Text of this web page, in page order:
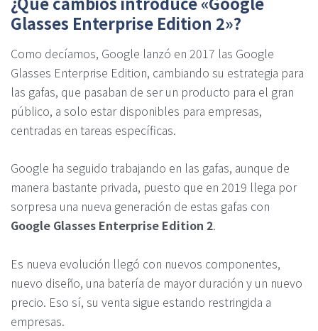
Glasses Enterprise Edition 2»?
Como decíamos, Google lanzó en 2017 las Google
Glasses Enterprise Edition, cambiando su estrategia para
las gafas, que pasaban de ser un producto para el gran
público, a solo estar disponibles para empresas,
centradas en tareas específicas.
Google ha seguido trabajando en las gafas, aunque de
manera bastante privada, puesto que en 2019 llega por
sorpresa una nueva generación de estas gafas con
Google Glasses Enterprise Edition 2.
Es nueva evolución llegó con nuevos componentes,
nuevo diseño, una batería de mayor duración y un nuevo
precio. Eso sí, su venta sigue estando restringida a
empresas.